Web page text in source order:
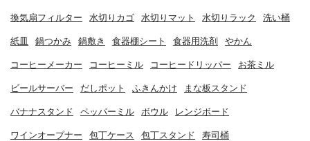
換気扇フィルター 水切りカゴ 水切りマット 水切りラック 洗い桶
紙皿 鍋つかみ 鍋敷き 食器棚シート 食器用洗剤 やかん
コーヒーメーカー コーヒーミル コーヒードリッパー お茶ミル
ビールサーバー だしポット ふきんかけ まな板スタンド
バナナスタンド ペッパーミル ボウル レンジボード
ワインオープナー 包丁ケース 包丁スタンド 寿司桶